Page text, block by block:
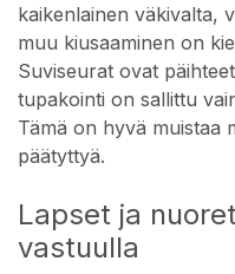
kaikenlainen väkivalta,
muu kiusaaminen on
Suviseurat ovat
tupakointi on sallittu
Tämä on hyvä muistaa
päätyttyä.
Lapset ja
vastuulla